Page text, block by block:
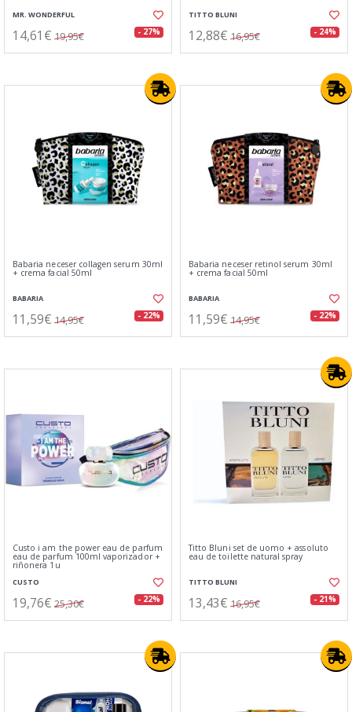
MR. WONDERFUL
14,61€ 19,95€ - 27%
TITTO BLUNI
12,88€ 16,95€ - 24%
Babaria neceser collagen serum 30ml
+ crema facial 50ml
BABARIA
11,59€ 14,95€ - 22%
Babaria neceser retinol serum 30ml
+ crema facial 50ml
BABARIA
11,59€ 14,95€ - 22%
Custo i am the power eau de parfum
eau de parfum 100ml vaporizador +
riñonera 1u
CUSTO
19,76€ 25,30€ - 22%
Titto Bluni set de uomo + assoluto
eau de toilette natural spray
TITTO BLUNI
13,43€ 16,95€ - 21%